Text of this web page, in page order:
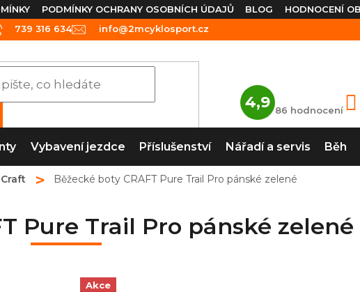
PODMÍNKY OCHRANY OSOBNÍCH ÚDAJŮ BLOG
HODNOCENÍ
739 316 634 info@2mcyklosport.cz
4,9
je
5
86 hodnocení
Vybavení jezdce Příslušenství Nářadí a servis Běh
Běžecké boty CRAFT Pure Trail Pro pánské zelené
Pure Trail Pro pánské zelené
Akce